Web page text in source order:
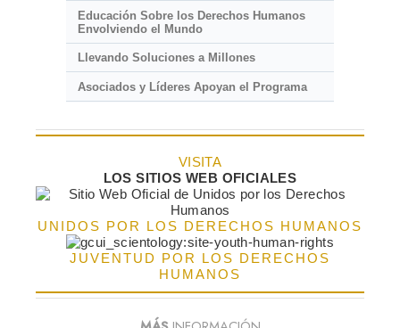
Educación Sobre los Derechos Humanos
Envolviendo el Mundo
Llevando Soluciones a Millones
Asociados y Líderes Apoyan el Programa
VISITA
LOS SITIOS WEB OFICIALES
UNIDOS POR LOS DERECHOS HUMANOS
JUVENTUD POR LOS DERECHOS
HUMANOS